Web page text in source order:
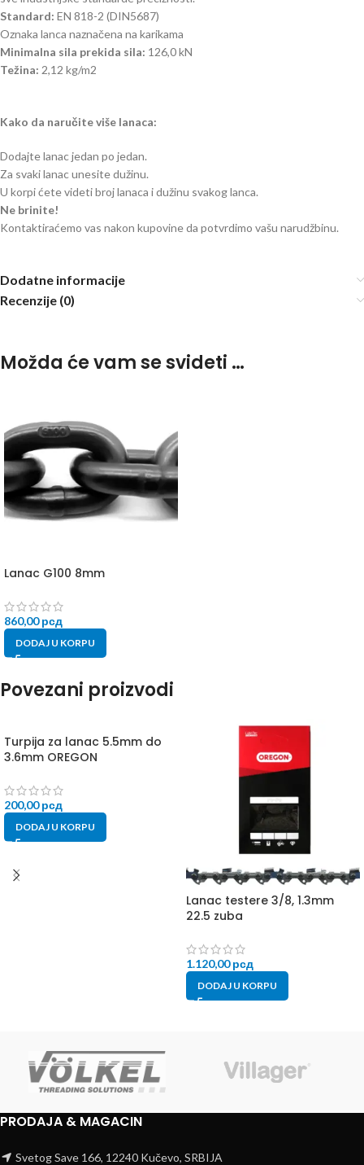
Standard: EN 818-2 (DIN5687)
Oznaka lanca naznačena na karikama
Minimalna sila prekida sila: 126,0 kN
Težina: 2,12 kg/m2
Kako da naručite više lanaca:
Dodajte lanac jedan po jedan.
Za svaki lanac unesite dužinu.
U korpi ćete videti broj lanaca i dužinu svakog lanca.
Ne brinite!
Kontaktiraćemo vas nakon kupovine da potvrdimo vašu narudžbinu.
Dodatne informacije
Recenzije (0)
Možda će vam se svideti …
Lanac G100 8mm
860,00рсд
DODAJ U KORPU
Povezani proizvodi
Turpija za lanac 5.5mm do
3.6mm OREGON
200,00рсд
DODAJ U KORPU
Lanac testere 3/8, 1.3mm
22.5 zuba
1.120,00рсд
DODAJ U KORPU
PRODAJA & MAGACIN
Svetog Save 166, 12240 Kučevo, SRBIJA